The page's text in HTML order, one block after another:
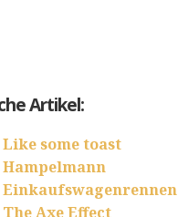
Artikel:
Like some toast
Hampelmann
Einkaufswagenrennen
The Axe Effect